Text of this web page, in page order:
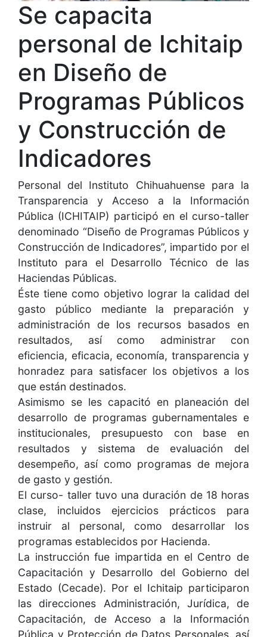
Se capacita
personal de Ichitaip
en Diseño de
Programas Públicos
y Construcción de
Indicadores
Personal del Instituto Chihuahuense para la
Transparencia y Acceso a la Información
Pública (ICHITAIP) participó en el curso-taller
denominado “Diseño de Programas Públicos y
Construcción de Indicadores”, impartido por el
Instituto para el Desarrollo Técnico de las
Haciendas Públicas.
Éste tiene como objetivo lograr la calidad del
gasto público mediante la preparación y
administración de los recursos basados en
resultados, así como administrar con
eficiencia, eficacia, economía, transparencia y
honradez para satisfacer los objetivos a los
que están destinados.
Asimismo se les capacitó en planeación del
desarrollo de programas gubernamentales e
institucionales, presupuesto con base en
resultados y sistema de evaluación del
desempeño, así como programas de mejora
de gasto y gestión.
El curso- taller tuvo una duración de 18 horas
clase, incluidos ejercicios prácticos para
instruir al personal, como desarrollar los
programas establecidos por Hacienda.
La instrucción fue impartida en el Centro de
Capacitación y Desarrollo del Gobierno del
Estado (Cecade). Por el Ichitaip participaron
las direcciones Administración, Jurídica, de
Capacitación, de Acceso a la Información
Pública y Protección de Datos Personales, así